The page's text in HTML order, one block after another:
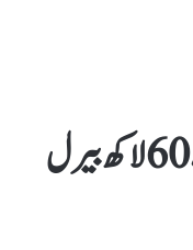
پاکستان نے پہلی بارامریکاسے60لاکھ بیرل